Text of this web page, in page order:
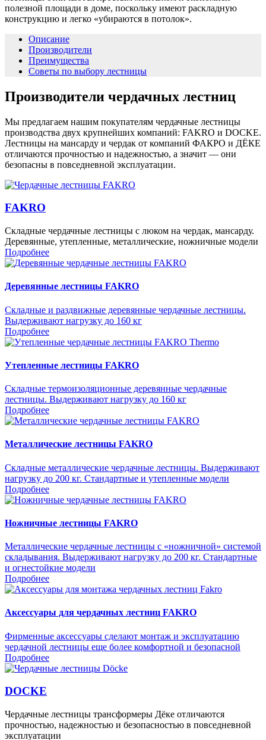
полезной площади в доме, поскольку имеют раскладную
конструкцию и легко «убираются в потолок».
Описание
Производители
Преимущества
Советы по выбору лестницы
Производители чердачных лестниц
Мы предлагаем нашим покупателям чердачные лестницы
производства двух крупнейших компаний: FAKRO и DOCKE.
Лестницы на мансарду и чердак от компаний ФАКРО и ДЁКЕ
отличаются прочностью и надежностью, а значит — они
безопасны в повседневной эксплуатации.
FAKRO
Складные чердачные лестницы с люком на чердак, мансарду.
Деревянные, утепленные, металлические, ножничные модели
Подробнее
Деревянные лестницы FAKRO
Складные и раздвижные деревянные чердачные лестницы.
Выдерживают нагрузку до 160 кг
Подробнее
Утепленные лестницы FAKRO
Складные термоизоляционные деревянные чердачные
лестницы. Выдерживают нагрузку до 160 кг
Подробнее
Металлические лестницы FAKRO
Складные металлические чердачные лестницы. Выдерживают
нагрузку до 200 кг. Стандартные и утепленные модели
Подробнее
Ножничные лестницы FAKRO
Металлические чердачные лестницы с «ножничной» системой
складывания. Выдерживают нагрузку до 200 кг. Стандартные
и огнестойкие модели
Подробнее
Аксессуары для чердачных лестниц FAKRO
Фирменные аксессуары сделают монтаж и эксплуатацию
чердачной лестницы еще более комфортной и безопасной
Подробнее
DOCKE
Чердачные лестницы трансформеры Дёке отличаются
прочностью, надежностью и безопасностью в повседневной
эксплуатации